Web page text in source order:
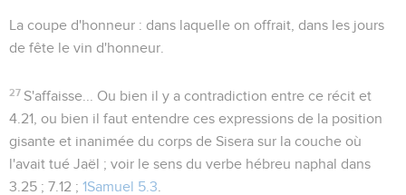
La coupe d'honneur : dans laquelle on offrait, dans les jours
de fête le vin d'honneur.
27 S'affaisse...
Ou bien il y a contradiction entre ce récit et
4.21 , ou bien il faut entendre ces expressions de la position
gisante et inanimée du corps de Sisera sur la couche où
l'avait tué Jaël ; voir le sens du verbe hébreu naphal dans
3.25 ; 7.12 ; 1Samuel 5.3